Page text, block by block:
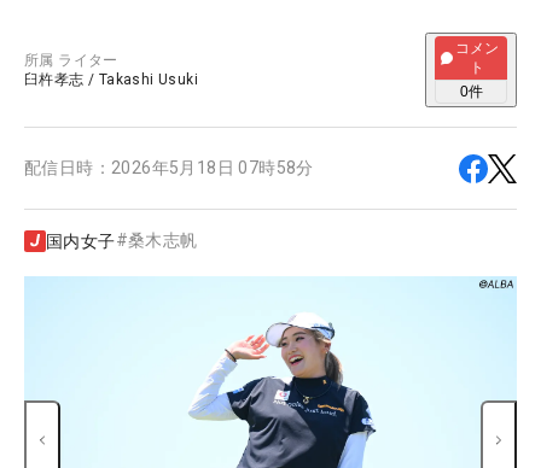
所属 ライター
臼杵孝志 / Takashi Usuki
コメン
ト
0件
配信日時： 2026年5月18日 07時58分
国内女子#桑木志帆